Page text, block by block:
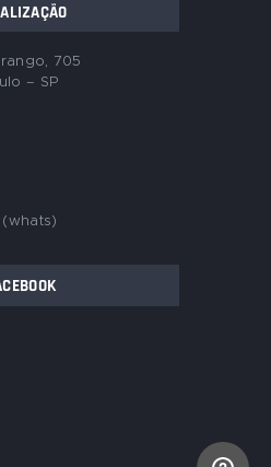
705
– SP
(whats)